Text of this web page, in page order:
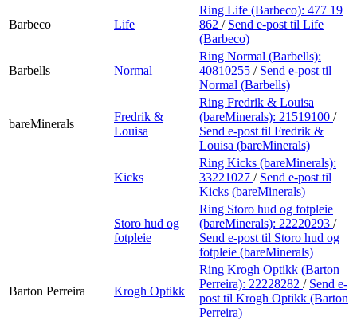
Barbeco Life
Ring Life (Barbeco): 477 19
862 / Send e-post til Life
(Barbeco)
Barbells Normal
Ring Normal (Barbells):
40810255 / Send e-post til
Normal (Barbells)
bareMinerals
Fredrik &
Louisa
Ring Fredrik & Louisa
(bareMinerals): 21519100 /
Send e-post til Fredrik &
Louisa (bareMinerals)
Kicks
Ring Kicks (bareMinerals):
33221027 / Send e-post til
Kicks (bareMinerals)
Storo hud og
fotpleie
Ring Storo hud og fotpleie
(bareMinerals): 22220293 /
Send e-post til Storo hud og
fotpleie (bareMinerals)
Barton Perreira Krogh Optikk
Ring Krogh Optikk (Barton
Perreira): 22228282 / Send e-
post til Krogh Optikk (Barton
Perreira)